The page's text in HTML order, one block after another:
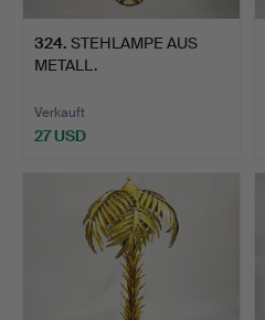
324. STEHLAMPE AUS
METALL.
Verkauft
27 USD